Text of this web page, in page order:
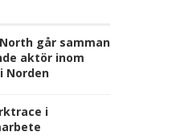
går samman
aktör inom
Norden
i